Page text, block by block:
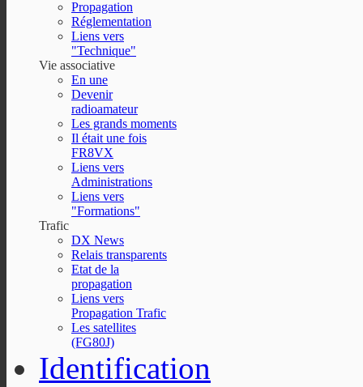
Propagation
Réglementation
Liens vers
"Technique"
Vie associative
En une
Devenir
radioamateur
Les grands moments
Il était une fois
FR8VX
Liens vers
Administrations
Liens vers
"Formations"
Trafic
DX News
Relais transparents
Etat de la
propagation
Liens vers
Propagation Trafic
Les satellites
(FG80J)
Identification